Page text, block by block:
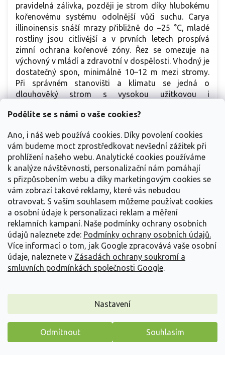
Podělíte se s námi o vaše cookies?
Ano, i náš web používá cookies. Díky povolení cookies
vám budeme moct zprostředkovat nevšední zážitek při
prohlížení našeho webu. Analytické cookies používáme
k analýze návštěvnosti, personalizační nám pomáhají
s přizpůsobením webu a díky marketingovým cookies se
vám zobrazí takové reklamy, které vás nebudou
otravovat. S vaším souhlasem můžeme používat cookies
a osobní údaje k personalizaci reklam a měření
reklamních kampaní. Naše podmínky ochrany osobních
údajů naleznete zde: Podmínky ochrany osobních údajů.
Více informací o tom, jak Google zpracovává vaše osobní
údaje, naleznete v Zásadách ochrany soukromí a
smluvních podmínkách společnosti Google.
Nastavení
Odmítnout Souhlasím
pravidelná zálivka, později je strom díky hlubokému
kořenovému systému odolnější vůči suchu. Carya
illinoinensis snáší mrazy přibližně do −25 °C, mladé
rostliny jsou citlivější a v prvních letech prospívá
zimní ochrana kořenové zóny. Řez se omezuje na
výchovný v mládí a zdravotní v dospělosti. Vhodný je
dostatečný spon, minimálně 10–12 m mezi stromy.
Při správném stanovišti a klimatu se jedná o
dlouhověký strom s vysokou užitkovou i
Doplňkové parametry
Kategorie:
Netradiční ovoce a zelenina
EAN
2284900233647
Výška :
1000 a více
Barva listu:
Zelená
Doba květu:
Květen
Světelné podmínky:
Slunce
Říjen,Listopad
Typ opylení (pohlaví
rostliny):
prostokořenná sazenice
Máme pro vás malý dárek